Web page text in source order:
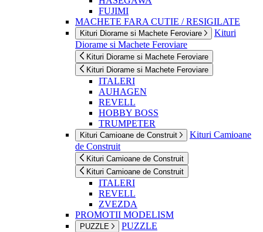
FUJIMI
MACHETE FARA CUTIE / RESIGILATE
Kituri Diorame si Machete Feroviare
Kituri
Diorame si Machete Feroviare
Kituri Diorame si Machete Feroviare
Kituri Diorame si Machete Feroviare
ITALERI
AUHAGEN
REVELL
HOBBY BOSS
TRUMPETER
Kituri Camioane de Construit
Kituri Camioane
de Construit
Kituri Camioane de Construit
Kituri Camioane de Construit
ITALERI
REVELL
ZVEZDA
PROMOTII MODELISM
PUZZLE PUZZLE